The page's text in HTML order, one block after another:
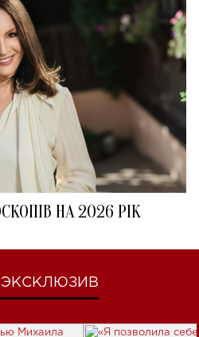
НА 2026 РІК
ЭКСКЛЮЗИВ